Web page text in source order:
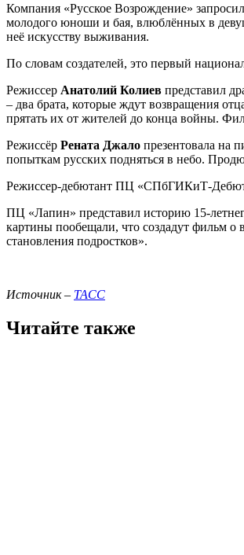
Компания «Русское Возрождение»
молодого юноши и бая, влюблённых в
неё искусству выживания.
По словам создателей, это первый
Режиссер Анатолий Колиев представил
– два брата, которые ждут возвращения
прятать их от жителей до конца войны.
Режиссёр Рената Джало презентовала на
попыткам русских подняться в небо.
Режиссер-дебютант ПЦ «СПбГИКиТ-
ПЦ «Лапин» представил историю 15-
картины пообещали, что создадут фильм о
становления подростков».
Источник – ТАСС
Читайте также